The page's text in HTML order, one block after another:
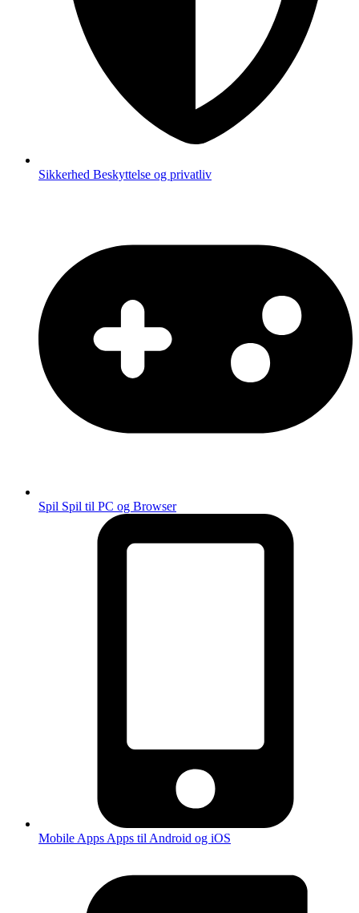
Sikkerhed Beskyttelse og privatliv
Spil Spil til PC og Browser
Mobile Apps Apps til Android og iOS